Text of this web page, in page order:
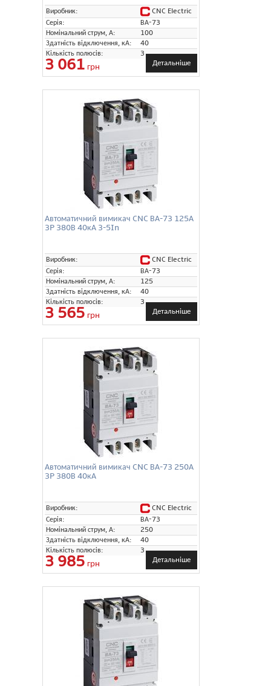
Виробник:
CNC Electric
Серія:
ВА-73
Номінальний струм, А:
100
Здатність відключення, кА:
40
Кількість полюсів:
3
3 061 грн Детальніше
Автоматичний вимикач CNC ВА-73 125А
3P 380В 40кА 3-5In
Виробник:
CNC Electric
Серія:
ВА-73
Номінальний струм, А:
125
Здатність відключення, кА:
40
Кількість полюсів:
3
3 565 грн Детальніше
Автоматичний вимикач CNC ВА-73 250А
3P 380В 40кА
Виробник:
CNC Electric
Серія:
ВА-73
Номінальний струм, А:
250
Здатність відключення, кА:
40
Кількість полюсів:
3
3 985 грн Детальніше